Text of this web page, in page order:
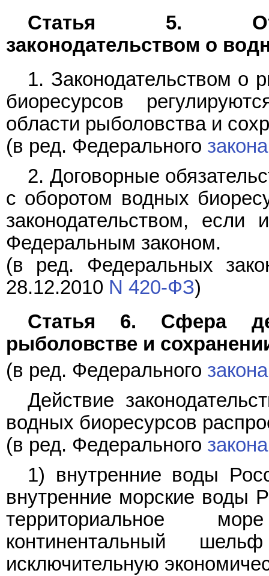
Статья 5.
законодательством о
1. Законодательством о
биоресурсов
области рыболовства и
(в ред. Федерального закона
2. Договорные
с оборотом водных
законодательством,
Федеральным законом.
(в ред. Федеральных
28.12.2010 N 420-ФЗ)
Статья 6. Сфера
рыболовстве и
(в ред. Федерального закона
Действие
водных биоресурсов
(в ред. Федерального закона
1) внутренние воды
внутренние морские воды
территориальное
континентальный
исключительную